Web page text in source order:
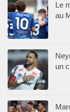
Le
au
un